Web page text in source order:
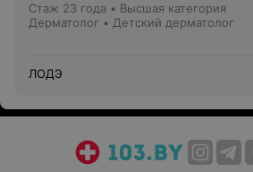
Стаж 23 года • Высшая категория
Дерматолог • Детский дерматолог
ЛОДЭ